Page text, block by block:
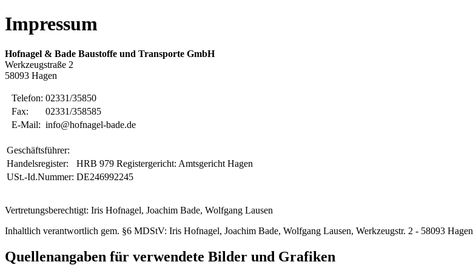
Impressum
Hofnagel & Bade Baustoffe und Transporte GmbH
Werkzeugstraße 2
58093 Hagen
Telefon: 02331/35850
Fax:
02331/358585
E-Mail: info@hofnagel-bade.de
Geschäftsführer:
Handelsregister:
HRB 979 Registergericht: Amtsgericht Hagen
USt.-Id.Nummer: DE246992245
Vertretungsberechtigt: Iris Hofnagel, Joachim Bade, Wolfgang Lausen
Inhaltlich verantwortlich gem. §6 MDStV: Iris Hofnagel, Joachim Bade, Wolfgang Lausen, Werkzeugstr. 2 - 58093 Hagen
Quellenangaben für verwendete Bilder und Grafiken